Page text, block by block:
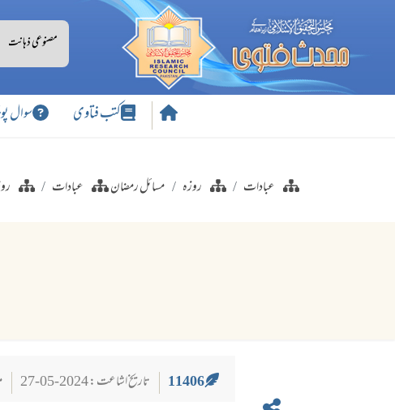
کتب فتاوی سوال
عبادات روزہ مسائل رمضان عبادات
11406 تاریخ اشاعت : 2024-05-27